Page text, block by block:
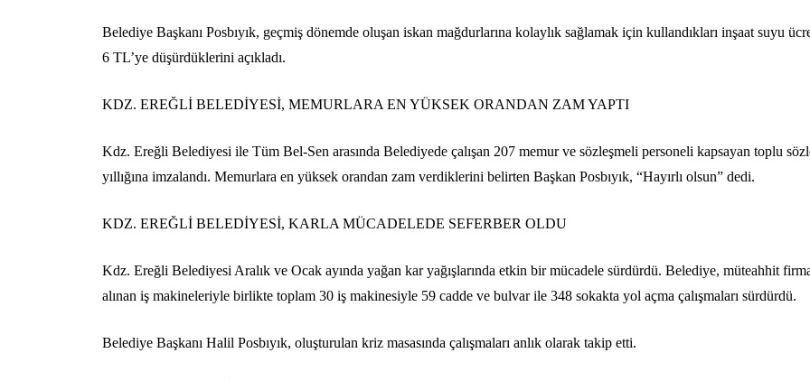
Belediye Başkanı Posbıyık, geçmiş dönemde oluşan iskan mağdurlarına kolaylık sağlamak için kullandıkları inşaat suyu
6 TL’ye düşürdüklerini açıkladı.
KDZ. EREĞLİ BELEDİYESİ, MEMURLARA EN YÜKSEK ORANDAN ZAM YAPTI
Kdz. Ereğli Belediyesi ile Tüm Bel-Sen arasında Belediyede çalışan 207 memur ve sözleşmeli personeli kapsayan toplu
yıllığına imzalandı. Memurlara en yüksek orandan zam verdiklerini belirten Başkan Posbıyık, “Hayırlı olsun” dedi.
KDZ. EREĞLİ BELEDİYESİ, KARLA MÜCADELEDE SEFERBER OLDU
Kdz. Ereğli Belediyesi Aralık ve Ocak ayında yağan kar yağışlarında etkin bir mücadele sürdürdü. Belediye, müteahhit
alınan iş makineleriyle birlikte toplam 30 iş makinesiyle 59 cadde ve bulvar ile 348 sokakta yol açma çalışmaları sürdürdü.
Belediye Başkanı Halil Posbıyık, oluşturulan kriz masasında çalışmaları anlık olarak takip etti.